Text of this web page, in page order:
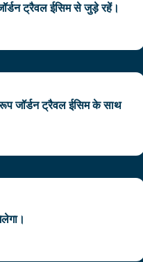
ट्रैवल ईसिम से जुड़े रहें।
जॉर्डन ट्रैवल ईसिम के साथ